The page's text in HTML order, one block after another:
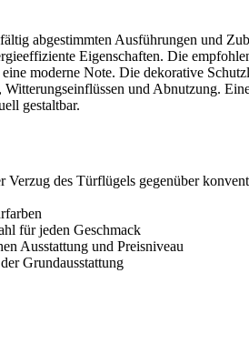
abgestimmten Ausführungen und
Eigenschaften. Die
moderne Note. Die dekorative
und Abnutzung.
gestaltbar.
Verzug des Türflügels gegenüber
für jeden Geschmack
Ausstattung und Preisniveau
Grundausstattung